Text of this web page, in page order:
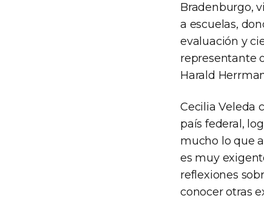
Bradenburgo,
a escuelas,
evaluación y
representante
Harald
Cecilia Veleda
país federal,
mucho lo que
es muy
reflexiones
conocer otras